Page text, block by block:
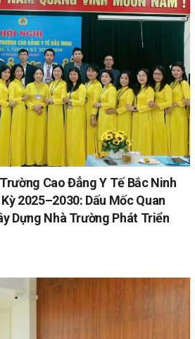
Cao Đẳng Y Tế Bắc Ninh
2025–2030: Dấu Mốc Quan
Dựng Nhà Trường Phát Triển